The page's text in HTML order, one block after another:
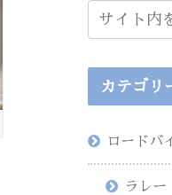
カテゴリ
ロードバ
ラレー